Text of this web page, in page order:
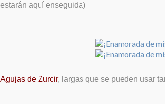
estarán aquí enseguida)
Agujas de Zurcir, largas que se pueden usar